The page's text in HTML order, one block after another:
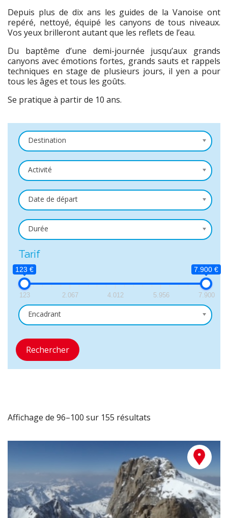
Depuis plus de dix ans les guides de la Vanoise ont
repéré, nettoyé, équipé les canyons de tous niveaux.
Vos yeux brilleront autant que les reflets de l’eau.
Du baptême d’une demi-journée jusqu’aux grands
canyons avec émotions fortes, grands sauts et rappels
techniques en stage de plusieurs jours, il yen a pour
tous les âges et tous les goûts.
Se pratique à partir de 10 ans.
Destination
Activité
Date de départ
Durée
Tarif
123 € 7.900 €
123 2.067 4.012 5.956 7.900
Encadrant
Rechercher
Affichage de 96–100 sur 155 résultats